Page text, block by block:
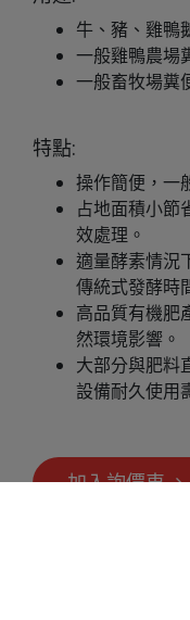
牛、豬、雞鴨
一般雞鴨農場
一般畜牧場糞
特點:
操作簡便，一
占地面積小節
效處理。
適量酵素情況
傳統式發酵時
高品質有機肥
然環境影響。
大部分與肥料
設備耐久使用
加入詢價車